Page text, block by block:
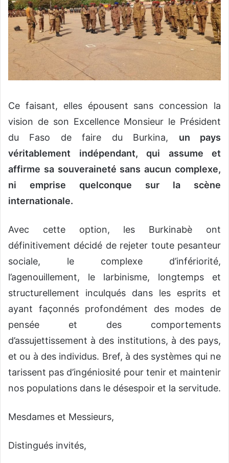
Ce faisant, elles épousent sans concession la
vision de son Excellence Monsieur le Président
du Faso de faire du Burkina, un pays
véritablement indépendant, qui assume et
affirme sa souveraineté sans aucun complexe,
ni emprise quelconque sur la scène
internationale.
Avec cette option, les Burkinabè ont
définitivement décidé de rejeter toute pesanteur
sociale, le complexe d’infériorité,
l’agenouillement, le larbinisme, longtemps et
structurellement inculqués dans les esprits et
ayant façonnés profondément des modes de
pensée et des comportements
d’assujettissement à des institutions, à des pays,
et ou à des individus. Bref, à des systèmes qui ne
tarissent pas d’ingéniosité pour tenir et maintenir
nos populations dans le désespoir et la servitude.
Mesdames et Messieurs,
Distingués invités,